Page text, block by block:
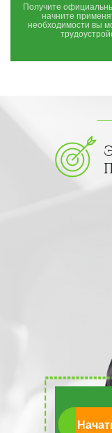
Получите
начните
необходимости вы